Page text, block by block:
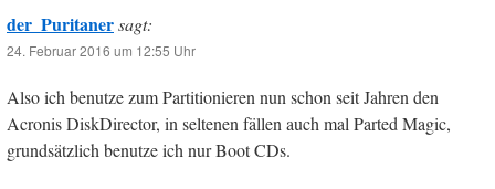
der_Puritanersagt:
24. Februar 2016 um 12:55 Uhr
Also ich benutze zum Partitionieren nun schon seit Jahren den
Acronis DiskDirector, in seltenen fällen auch mal Parted Magic,
grundsätzlich benutze ich nur Boot CDs.